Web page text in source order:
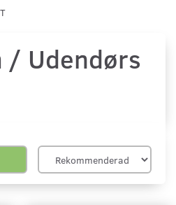
/ Udendørs